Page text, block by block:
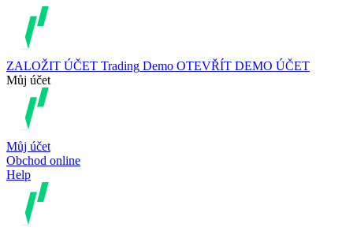
ZALOŽIT ÚČET Trading Demo OTEVŘÍT DEMO ÚČET
Můj účet
Můj účet
Obchod online
Help